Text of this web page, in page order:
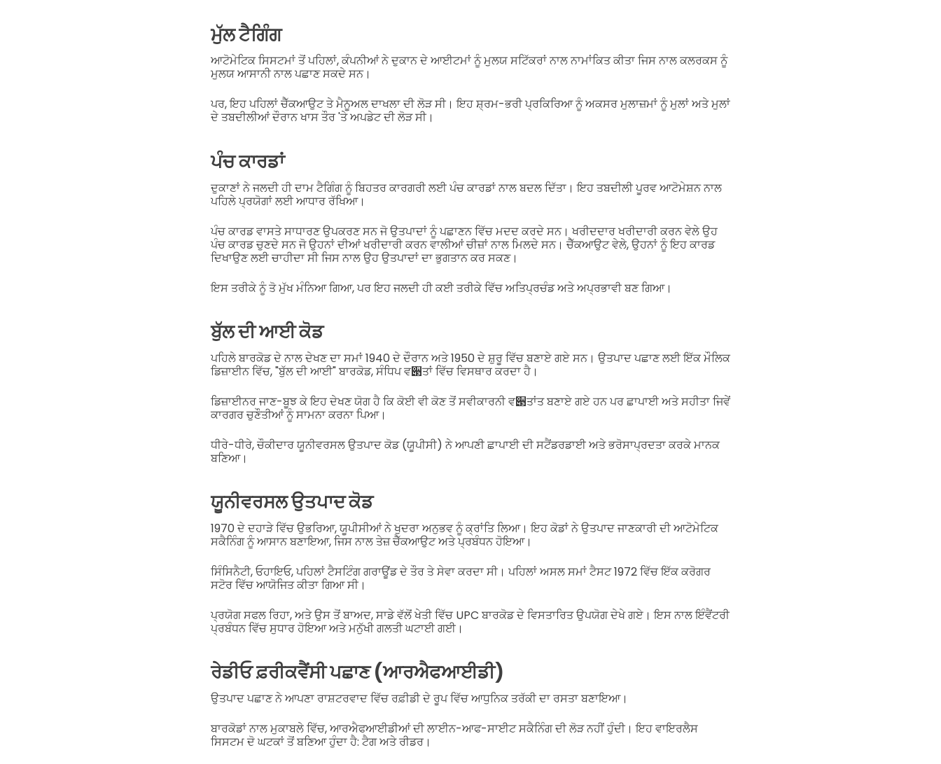
ਮੁੱਲ ਟੈਗਿੰਗ
ਆਟੋਮੇਟਿਕ ਸਿਸਟਮਾਂ ਤੋਂ ਪਹਿਲਾਂ, ਕੰਪਨੀਆਂ ਨੇ ਦੁਕਾਨ ਦੇ ਆਈਟਮਾਂ ਨੂੰ ਮੁਲਯ ਸਟਿੱਕਰਾਂ ਨਾਲ ਨਾਮਾਂਕਿਤ ਕੀਤਾ ਜਿਸ ਨਾਲ ਕਲਰਕਸ ਨੂੰ
ਮੁਲਯ ਆਸਾਨੀ ਨਾਲ ਪਛਾਣ ਸਕਦੇ ਸਨ।
ਪਰ, ਇਹ ਪਹਿਲਾਂ ਚੈੱਕਆਉਟ ਤੇ ਮੈਨੂਅਲ ਦਾਖਲਾ ਦੀ ਲੋੜ ਸੀ। ਇਹ ਸ਼੍ਰਮ-ਭਰੀ ਪ੍ਰਕਿਰਿਆ ਨੂੰ ਅਕਸਰ ਮੁਲਾਜ਼ਮਾਂ ਨੂੰ ਮੁਲਾਂ ਅਤੇ ਮੁਲਾਂ
ਦੇ ਤਬਦੀਲੀਆਂ ਦੌਰਾਨ ਖਾਸ ਤੌਰ 'ਤੇ ਅਪਡੇਟ ਦੀ ਲੋੜ ਸੀ।
ਪੰਚ ਕਾਰਡਾਂ
ਦੁਕਾਣਾਂ ਨੇ ਜਲਦੀ ਹੀ ਦਾਮ ਟੈਗਿੰਗ ਨੂੰ ਬਿਹਤਰ ਕਾਰਗਰੀ ਲਈ ਪੰਚ ਕਾਰਡਾਂ ਨਾਲ ਬਦਲ ਦਿੱਤਾ। ਇਹ ਤਬਦੀਲੀ ਪੂਰਵ ਆਟੋਮੇਸ਼ਨ ਨਾਲ
ਪਹਿਲੇ ਪ੍ਰਯੋਗਾਂ ਲਈ ਆਧਾਰ ਰੱਖਿਆ।
ਪੰਚ ਕਾਰਡ ਵਾਸਤੇ ਸਾਧਾਰਣ ਉਪਕਰਣ ਸਨ ਜੋ ਉਤਪਾਦਾਂ ਨੂੰ ਪਛਾਣਨ ਵਿੱਚ ਮਦਦ ਕਰਦੇ ਸਨ। ਖਰੀਦਦਾਰ ਖਰੀਦਾਰੀ ਕਰਨ ਵੇਲੇ ਉਹ
ਪੰਚ ਕਾਰਡ ਚੁਣਦੇ ਸਨ ਜੋ ਉਹਨਾਂ ਦੀਆਂ ਖਰੀਦਾਰੀ ਕਰਨ ਵਾਲੀਆਂ ਚੀਜ਼ਾਂ ਨਾਲ ਮਿਲਦੇ ਸਨ। ਚੈੱਕਆਉਟ ਵੇਲੇ, ਉਹਨਾਂ ਨੂੰ ਇਹ ਕਾਰਡ
ਦਿਖਾਉਣ ਲਈ ਚਾਹੀਦਾ ਸੀ ਜਿਸ ਨਾਲ ਉਹ ਉਤਪਾਦਾਂ ਦਾ ਭੁਗਤਾਨ ਕਰ ਸਕਣ।
ਇਸ ਤਰੀਕੇ ਨੂੰ ਤੋ ਮੁੱਖ ਮੰਨਿਆ ਗਿਆ, ਪਰ ਇਹ ਜਲਦੀ ਹੀ ਕਈ ਤਰੀਕੇ ਵਿੱਚ ਅਤਿਪ੍ਰਚੰਡ ਅਤੇ ਅਪ੍ਰਭਾਵੀ ਬਣ ਗਿਆ।
ਬੁੱਲ ਦੀ ਆਈ ਕੋਡ
ਪਹਿਲੇ ਬਾਰਕੋਡ ਦੇ ਨਾਲ ਦੇਖਣ ਦਾ ਸਮਾਂ 1940 ਦੇ ਦੌਰਾਨ ਅਤੇ 1950 ਦੇ ਸ਼ੁਰੂ ਵਿੱਚ ਬਣਾਏ ਗਏ ਸਨ। ਉਤਪਾਦ ਪਛਾਣ ਲਈ ਇੱਕ ਮੌਲਿਕ
ਡਿਜ਼ਾਈਨ ਵਿੱਚ, "ਬੁੱਲ ਦੀ ਆਈ" ਬਾਰਕੋਡ, ਸੰਧਿਪ ਵ੃ਤਾਂ ਵਿੱਚ ਵਿਸਥਾਰ ਕਰਦਾ ਹੈ।
ਡਿਜ਼ਾਈਨਰ ਜਾਣ-ਬੂਝ ਕੇ ਇਹ ਦੇਖਣ ਯੋਗ ਹੈ ਕਿ ਕੋਈ ਵੀ ਕੋਣ ਤੋਂ ਸਵੀਕਾਰਨੀ ਵ੃ਤਾਂਤ ਬਣਾਏ ਗਏ ਹਨ ਪਰ ਛਾਪਾਈ ਅਤੇ ਸਹੀਤਾ ਜਿਵੇਂ
ਕਾਰਗਰ ਚੁਣੌਤੀਆਂ ਨੂੰ ਸਾਮਨਾ ਕਰਨਾ ਪਿਆ।
ਧੀਰੇ-ਧੀਰੇ, ਚੌਕੀਦਾਰ ਯੂਨੀਵਰਸਲ ਉਤਪਾਦ ਕੋਡ (ਯੂਪੀਸੀ) ਨੇ ਆਪਣੀ ਛਾਪਾਈ ਦੀ ਸਟੈਂਡਰਡਾਈ ਅਤੇ ਭਰੋਸਾਪ੍ਰਦਤਾ ਕਰਕੇ ਮਾਨਕ
ਬਣਿਆ।
ਯੂਨੀਵਰਸਲ ਉਤਪਾਦ ਕੋਡ
1970 ਦੇ ਦਹਾੜੇ ਵਿੱਚ ਉਭਰਿਆ, ਯੂਪੀਸੀਆਂ ਨੇ ਖੁਦਰਾ ਅਨੁਭਵ ਨੂੰ ਕ੍ਰਾਂਤਿ ਲਿਆ। ਇਹ ਕੋਡਾਂ ਨੇ ਉਤਪਾਦ ਜਾਣਕਾਰੀ ਦੀ ਆਟੋਮੇਟਿਕ
ਸਕੈਨਿੰਗ ਨੂੰ ਆਸਾਨ ਬਣਾਇਆ, ਜਿਸ ਨਾਲ ਤੇਜ਼ ਚੈੱਕਆਉਟ ਅਤੇ ਪ੍ਰਬੰਧਨ ਹੋਇਆ।
ਸਿੰਸਿਨੈਟੀ, ਓਹਾਇਓ, ਪਹਿਲਾਂ ਟੈਸਟਿੰਗ ਗਰਾਊਂਡ ਦੇ ਤੌਰ ਤੇ ਸੇਵਾ ਕਰਦਾ ਸੀ। ਪਹਿਲਾਂ ਅਸਲ ਸਮਾਂ ਟੈਸਟ 1972 ਵਿੱਚ ਇੱਕ ਕਰੋਗਰ
ਸਟੋਰ ਵਿੱਚ ਆਯੋਜਿਤ ਕੀਤਾ ਗਿਆ ਸੀ।
ਪ੍ਰਯੋਗ ਸਫਲ ਰਿਹਾ, ਅਤੇ ਉਸ ਤੋਂ ਬਾਅਦ, ਸਾਡੇ ਵੱਲੋਂ ਖੇਤੀ ਵਿੱਚ UPC ਬਾਰਕੋਡ ਦੇ ਵਿਸਤਾਰਿਤ ਉਪਯੋਗ ਦੇਖੇ ਗਏ। ਇਸ ਨਾਲ ਇੰਵੈਂਟਰੀ
ਪ੍ਰਬੰਧਨ ਵਿੱਚ ਸੁਧਾਰ ਹੋਇਆ ਅਤੇ ਮਨੁੱਖੀ ਗਲਤੀ ਘਟਾਈ ਗਈ।
ਰੇਡੀਓ ਫ਼ਰੀਕਵੈਂਸੀ ਪਛਾਣ (ਆਰਐਫਆਈਡੀ)
ਉਤਪਾਦ ਪਛਾਣ ਨੇ ਆਪਣਾ ਰਾਸ਼ਟਰਵਾਦ ਵਿੱਚ ਰਫ਼ੀਡੀ ਦੇ ਰੂਪ ਵਿੱਚ ਆਧੁਨਿਕ ਤਰੱਕੀ ਦਾ ਰਸਤਾ ਬਣਾਇਆ।
ਬਾਰਕੋਡਾਂ ਨਾਲ ਮੁਕਾਬਲੇ ਵਿੱਚ, ਆਰਐਫਆਈਡੀਆਂ ਦੀ ਲਾਈਨ-ਆਫ-ਸਾਈਟ ਸਕੈਨਿੰਗ ਦੀ ਲੋੜ ਨਹੀਂ ਹੁੰਦੀ। ਇਹ ਵਾਇਰਲੈਸ
ਸਿਸਟਮ ਦੋ ਘਟਕਾਂ ਤੋਂ ਬਣਿਆ ਹੁੰਦਾ ਹੈ: ਟੈਗ ਅਤੇ ਰੀਡਰ।